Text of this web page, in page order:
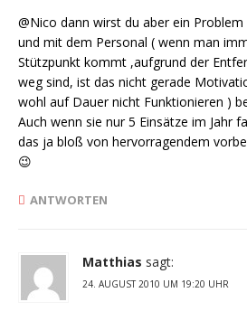
@Nico dann wirst du aber ein
und mit dem Personal ( wenn man
Stützpunkt kommt ,aufgrund der
weg sind, ist das nicht gerade
wohl auf Dauer nicht Funktionieren )
Auch wenn sie nur 5 Einsätze im Jahr
das ja bloß von hervorragendem
😉
ANTWORTEN
Matthias sagt:
24. AUGUST 2010 UM 19:20 UHR